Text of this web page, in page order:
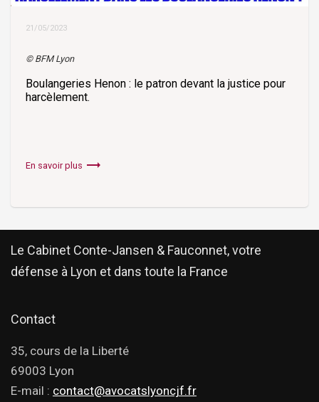
21/05/2023
© BFM Lyon
Boulangeries Henon : le patron devant la justice pour
harcèlement.
En savoir plus trending_flat
Le Cabinet Conte-Jansen & Fauconnet, votre
défense à Lyon et dans toute la France
Contact
35, cours de la Liberté
69003 Lyon
E-mail : contact@avocatslyoncjf.fr